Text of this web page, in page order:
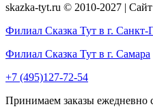
skazka-tyt.ru © 2010-2027 | Сайт
Филиал Сказка Тут в г. Санкт-
Филиал Сказка Тут в г. Самара
+7 (495)127-72-54
Принимаем заказы ежедневно